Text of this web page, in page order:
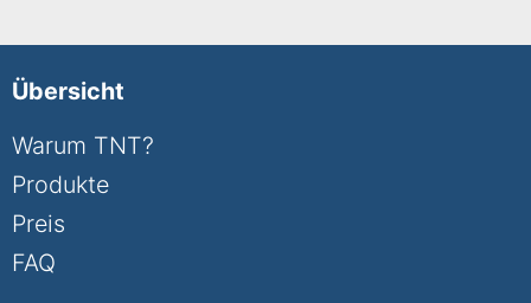
Übersicht
Warum TNT?
Produkte
Preis
FAQ